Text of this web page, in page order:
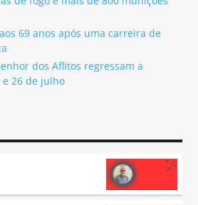
69 anos após uma carreira de
dos Aflitos regressam a
e 26 de julho